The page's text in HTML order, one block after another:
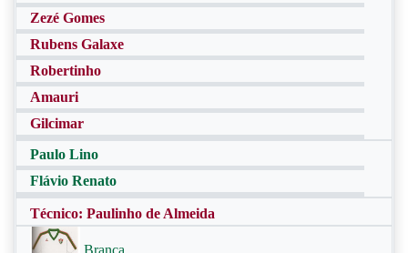
Zezé Gomes
Rubens Galaxe
Robertinho
Amauri
Gilcimar
Paulo Lino
Flávio Renato
Técnico: Paulinho de Almeida